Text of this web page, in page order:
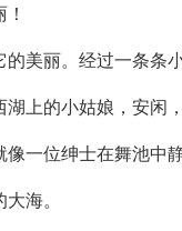
丽。经过一条条小
的小姑娘，安闲，
位绅士在舞池中静
海。